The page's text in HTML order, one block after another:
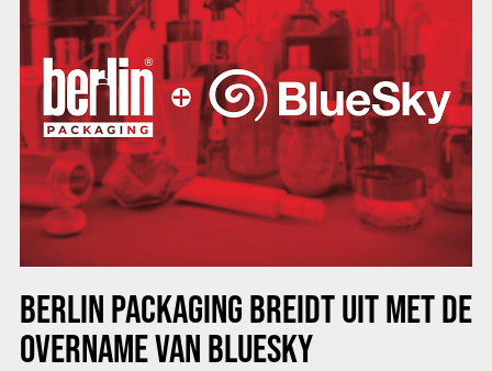
BERLIN PACKAGING BREIDT UIT MET DE
OVERNAME VAN BLUESKY